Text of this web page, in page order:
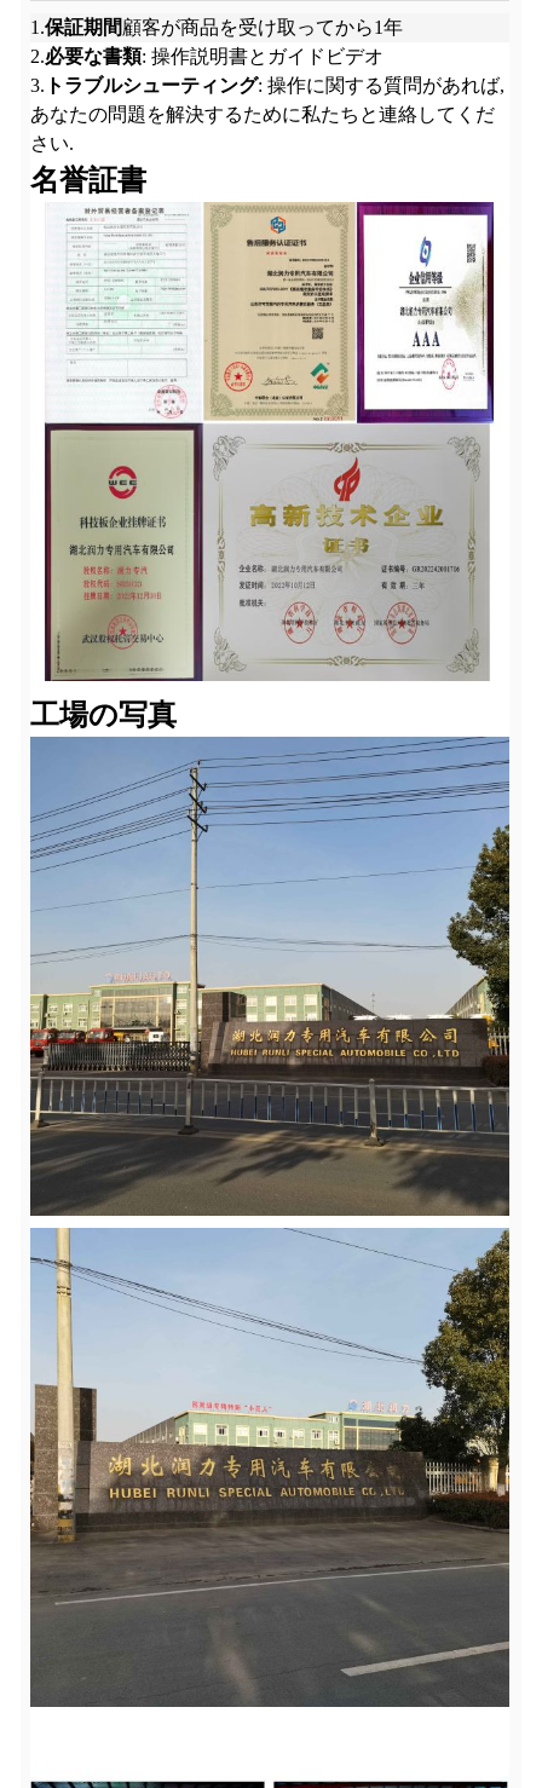
1.保証期間顧客が商品を受け取ってから1年
2.必要な書類: 操作説明書とガイドビデオ
3. トラブルシューティング: 操作に関する質問があれば,
あなたの問題を解決するために私たちと連絡してくだ
さい.
名誉証書
工場の写真